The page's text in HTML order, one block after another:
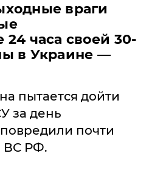
враги
часа своей 30-
в Украине —
пытается дойти
за день
почти
ВС РФ.